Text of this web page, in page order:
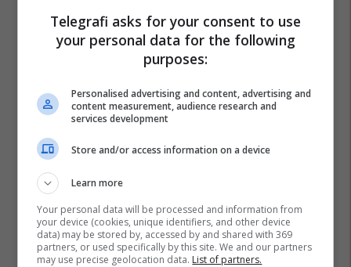
Kërçova Shqiptarët
Telegrafi asks for your consent to use
your personal data for the following
purposes:
Personalised advertising and content, advertising and
content measurement, audience research and
services development
Store and/or access information on a device
Learn more
Your personal data will be processed and information from
your device (cookies, unique identifiers, and other device
data) may be stored by, accessed by and shared with 369
partners, or used specifically by this site. We and our partners
may use precise geolocation data. List of partners.